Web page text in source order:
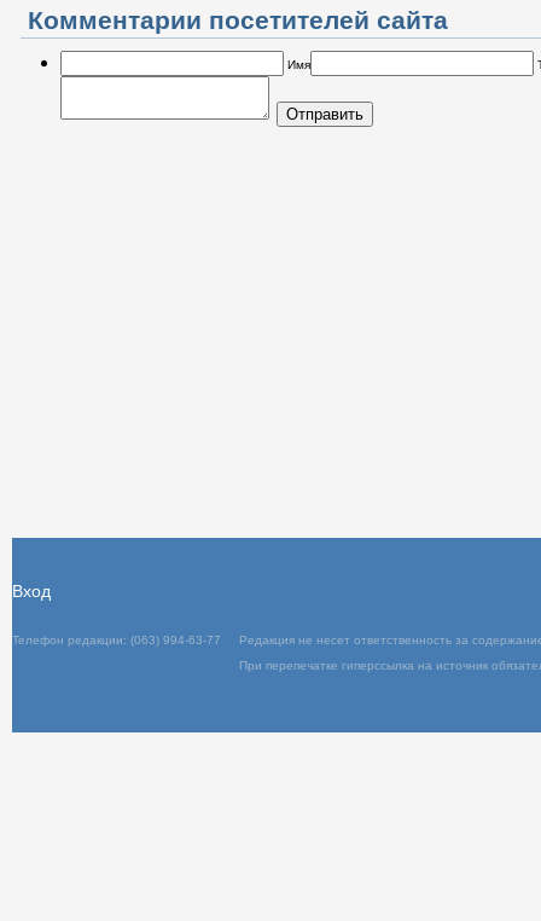
Комментарии посетителей сайта
Имя
Отправить
Телефон редакции: (063) 994-63-77
При